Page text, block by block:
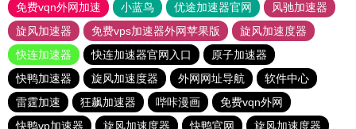
免费vqn外网加速
小蓝鸟 优途加速器官网
风驰加速器
旋风加速器
免费vps加速器外网苹果版
旋风加速度器
快连加速器
快连加速器官网入口
原子加速器
快鸭加速器
旋风加速度器 外网网址导航
软件中心
雷霆加速
狂飙加速器 哔咔漫画
免费vqn外网
快鸭vp加速器
旋风加速度器 快鸭官网 旋风加速度器